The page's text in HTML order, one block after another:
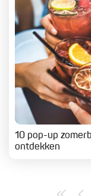
10 pop-up
ontdekken